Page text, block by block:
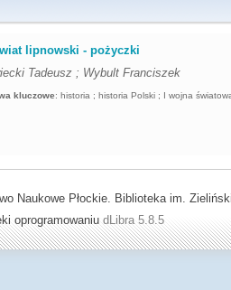
lipnowski - pożyczki
Tadeusz ; Wybult Franciszek
kluczowe:historia ; historia Polski ; I wojna
Naukowe Płockie. Biblioteka im.
oprogramowaniu dLibra 5.8.5